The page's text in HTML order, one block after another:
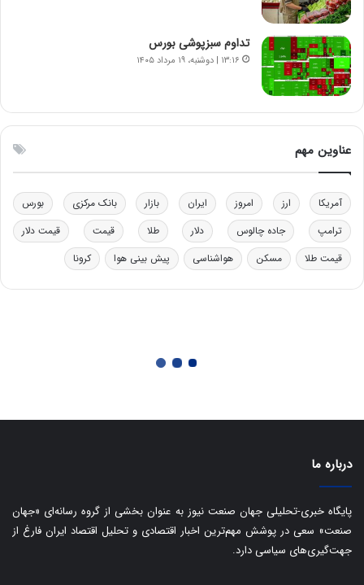
ب
ل
ی
ن
ر
ت
ی
ب
ا
ی
تداوم سبزپوشی بورس
۱۳:۱۶ | دوشنبه، ۱۹ مرداد ۱۴۰۵
عناوین مهم
آمریکا ارز امروز ایران بازار بانک مرکزی
بورس
ترامپ
جاده چالوس دلار طلا قیمت
قیمت دلار
قیمت طلا
مسکن هواشناسی پیش بینی هوا کرونا
درباره ما
پایگاه خبری-تحلیلی جهان صنعت نیوز به عنوان بخشی از گروه رسانه‌ای «جهان
صنعت» سعی در پوشش مهم‌ترین اخبار اقتصادی و تحلیل اقتصاد ایران فارغ از
جهت‌گیری‌های سیاسی دارد.